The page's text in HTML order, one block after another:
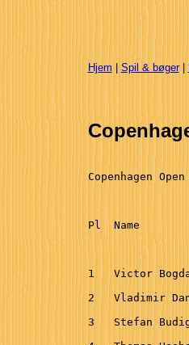
Hjem| Spil & bøger|
Copenhagen
Pl  Name
1   Victor
2   Vladimir
3   Stefan